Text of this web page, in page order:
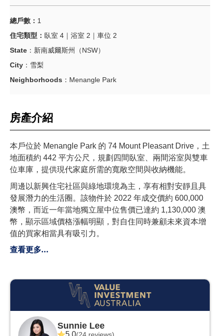
總戶數： 1
住宅類型： 臥室 4｜浴室 2｜車位 2
State ： 新南威爾斯州（NSW）
City ： 雪梨
Neighborhoods ： Menangle Park
房產介紹
本戶位於 Menangle Park 的 74 Mount Pleasant Drive，土
地面積約 442 平方公尺，規劃四間臥室、兩間浴室與雙車
位車庫，提供現代家庭所需的寬敞空間與收納機能。
周邊以新興住宅社區與綠地環境為主，享有相對安靜且具
發展潛力的生活圈。 ​該物件於 2022 年成交價約 600,000
澳幣，而近一年當地獨立屋中位售價已達約 1,130,000 澳
幣，顯示區域價格漲幅明顯，對自住同時兼顧未來資本增
值的買家相當具有吸引力。
查看更多...
Sunnie Lee
5.0